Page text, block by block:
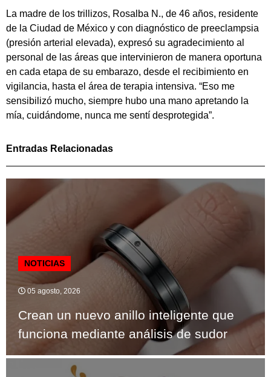
La madre de los trillizos, Rosalba N., de 46 años, residente
de la Ciudad de México y con diagnóstico de preeclampsia
(presión arterial elevada), expresó su agradecimiento al
personal de las áreas que intervinieron de manera oportuna
en cada etapa de su embarazo, desde el recibimiento en
vigilancia, hasta el área de terapia intensiva. “Eso me
sensibilizó mucho, siempre hubo una mano apretando la
mía, cuidándome, nunca me sentí desprotegida”.
Entradas Relacionadas
NOTICIAS
05 agosto, 2026
Crean un nuevo anillo inteligente que
funciona mediante análisis de sudor